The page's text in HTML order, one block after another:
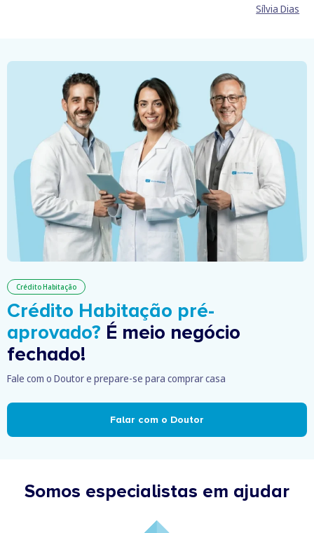
Sílvia Dias
Crédito Habitação
Crédito Habitação pré-
aprovado? É meio negócio
fechado!
Fale com o Doutor e prepare-se para comprar casa
Falar com o Doutor
Somos especialistas em ajudar